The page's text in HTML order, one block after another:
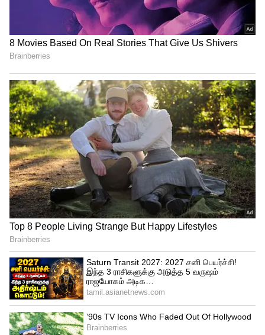
இதையும் படிங்க..திமுக ஒரு குடும்ப
கட்சி.. தமிழ்நாடு பாதுகாப்பான கைகளில்
இல்லை! - திமுகவை வெளுத்து வாங்கிய
ஜே.பி நட்டா